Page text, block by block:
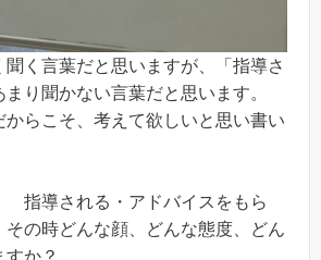
聞く言葉だと思いますが、「指導さ
り聞かない言葉だと思います。
からこそ、考えて欲しいと思い書い
指導される・アドバイスをもら
その時どんな顔、どんな態度、どん
か？